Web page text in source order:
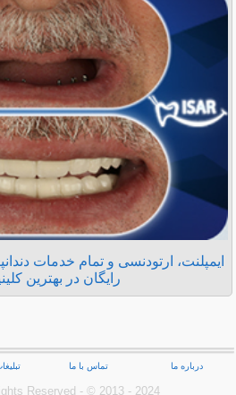
ایمپلنت، ارتودنسی و تمام خدمات
رایگان در بهترین
درباره ما تماس با ما
Reserved - © 2013 - 2024